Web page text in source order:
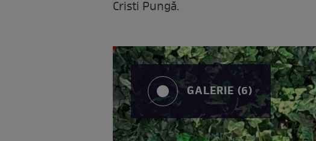
Cristi Pungă.
GALERIE (6)